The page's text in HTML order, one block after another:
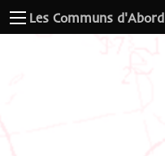
Les Communs d'Abord